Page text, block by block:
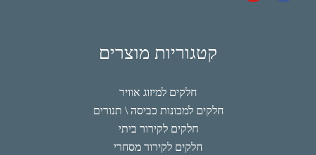
קטגוריות מוצרים
חלקים למיזוג אוויר
חלקים למכונות כביסה \ תנורים
חלקים לקירור ביתי
חלקים לקירור מסחרי